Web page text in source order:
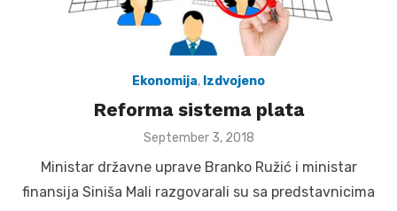
Ekonomija, Izdvojeno
Reforma sistema plata
Posted
September 3, 2018
Ministar državne uprave Branko Ružić i ministar
finansija Siniša Mali razgovarali su sa predstavnicima